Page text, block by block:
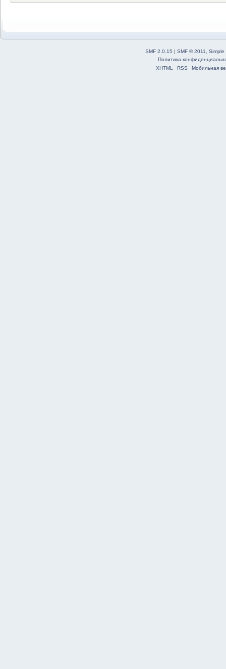
SMF 2.0.15 | SMF © 2011
Simple
Политика
XHTML
RSS Мобильная